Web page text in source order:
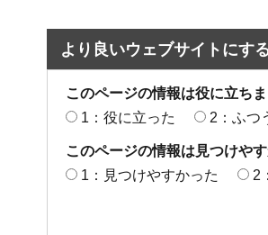
より良いウェブサイトにす
このページの情報は役に立ち
1：役に立った
2：ふつ
このページの情報は見つけや
1：見つけやすかった
2